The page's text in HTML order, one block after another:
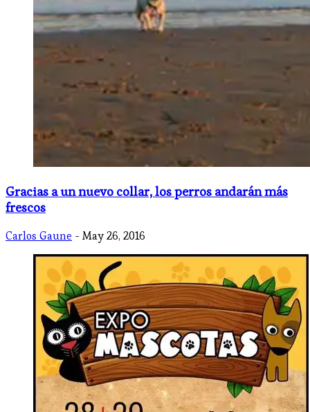
Gracias a un nuevo collar, los perros andarán más
frescos
Carlos Gaune - May 26, 2016